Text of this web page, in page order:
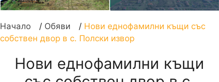
Начало / Обяви / Нови еднофамилни къщи със
собствен двор в с. Полски извор
Нови еднофамилни къщи